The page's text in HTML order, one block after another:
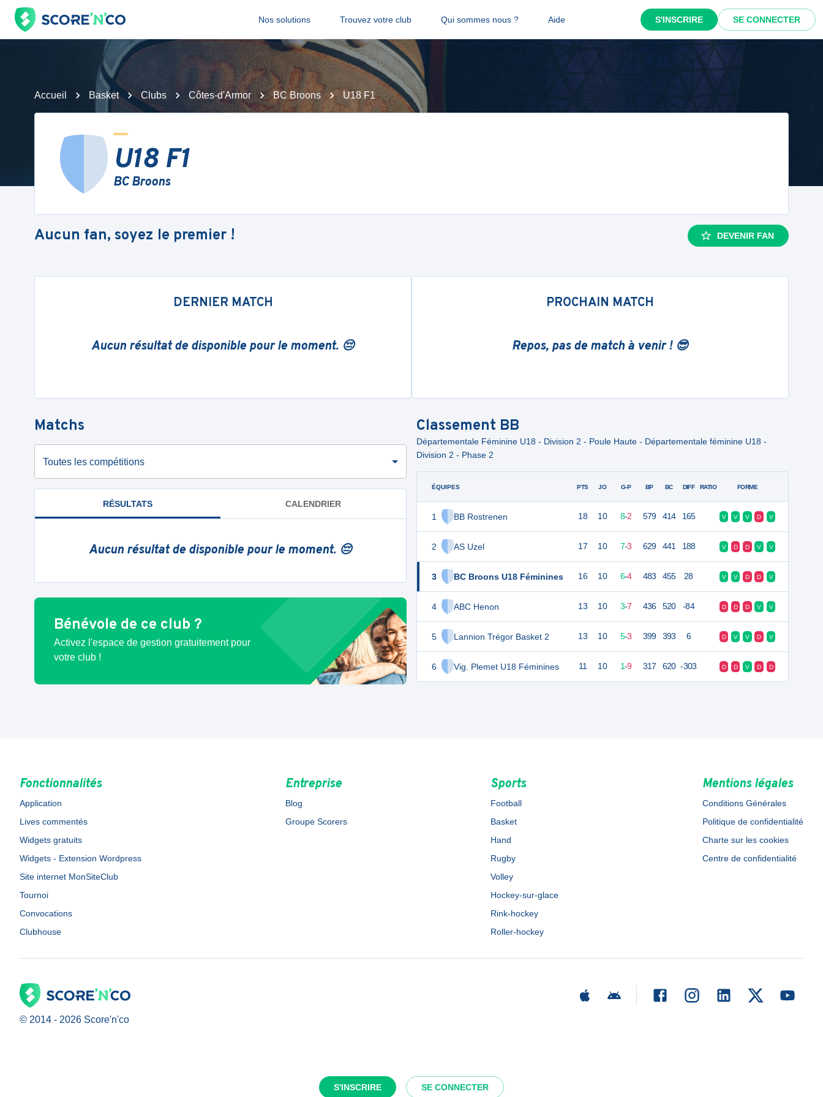
Nos solutions Trouvez votre club Qui sommes nous ? Aide S'INSCRIRE SE CONNECTER
S'INSCRIRE SE CONNECTER
Accueil Basket Clubs Côtes-d'Armor BC Broons U18 F1
U18 F1
BC Broons
Aucun fan, soyez le premier ! DEVENIR FAN
DERNIER MATCH
Aucun résultat de disponible pour le moment. 😔
PROCHAIN MATCH
Repos, pas de match à venir ! 😎
Matchs
Toutes les compétitions
RÉSULTATS CALENDRIER
Aucun résultat de disponible pour le moment. 😔
Bénévole de ce club ?
Activez l'espace de gestion gratuitement pour
votre club !
Classement BB
Départementale Féminine U18 - Division 2 - Poule Haute - Départementale féminine U18 -
Division 2 - Phase 2
ÉQUIPES
1 BB Rostrenen
2 AS Uzel
3 BC Broons U18 Féminines
4 ABC Henon
5 Lannion Trégor Basket 2
6 Vig. Plemet U18 Féminines
PTS JO G-P BP BC DIFF RATIO FORME
18 10 8-2 579 414 165 V V V D V
17 10 7-3 629 441 188 V D D V V
16 10 6-4 483 455 28 V V D D V
13 10 3-7 436 520 -84 D D D V V
13 10 5-3 399 393 6 D V V D V
11 10 1-9 317 620 -303 D D V D D
Fonctionnalités
Application
Lives commentés
Widgets gratuits
Widgets - Extension Wordpress
Site internet MonSiteClub
Tournoi
Convocations
Clubhouse
Entreprise
Blog
Groupe Scorers
Sports
Football
Basket
Hand
Rugby
Volley
Hockey-sur-glace
Rink-hockey
Roller-hockey
Mentions légales
Conditions Générales
Politique de confidentialité
Charte sur les cookies
Centre de confidentialité
© 2014 - 2026 Score'n'co